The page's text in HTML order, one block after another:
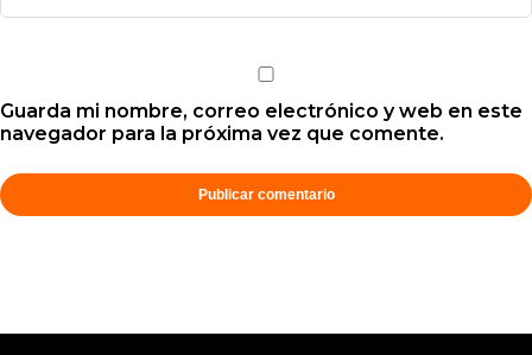
Guarda mi nombre, correo electrónico y web en este
navegador para la próxima vez que comente.